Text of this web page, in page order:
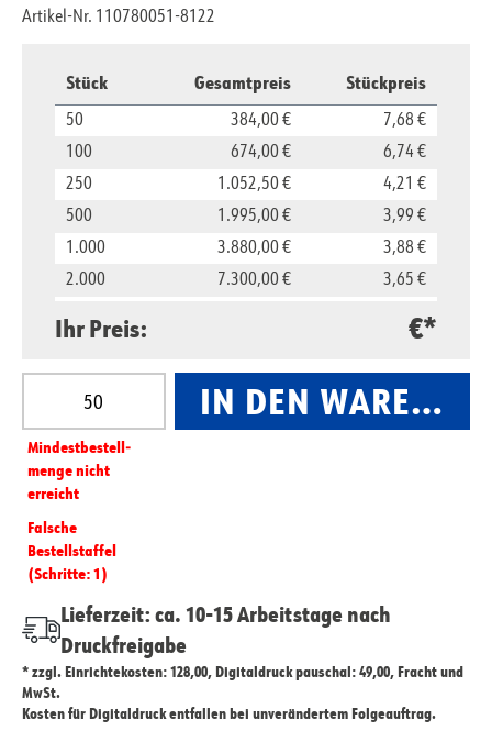
Artikel-Nr. 110780051-8122
Stück Gesamtpreis Stückpreis
50 384,00 €
7,68 €
100
674,00 €
6,74 €
250
1.052,50 €
4,21 €
500
1.995,00 €
3,99 €
1.000
3.880,00 €
3,88 €
2.000
7.300,00 €
3,65 €
2,98 €
Ihr Preis: €*
Produkt Anzahl: Gib den gewünschten Wert ein
Mindest­­bestell­­
menge nicht
erreicht
Falsche
Bestellstaffel
(Schritte: 1)
IN DEN
Lieferzeit: ca. 10-15 Arbeitstage nach
Druckfreigabe
* zzgl. Einrichtekosten: 128,00, Digitaldruck pauschal: 49,00, Fracht und
MwSt.
Kosten für Digitaldruck entfallen bei unverändertem Folgeauftrag.